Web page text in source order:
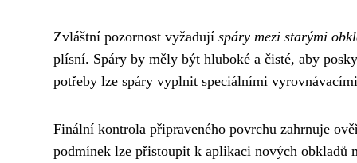
Zvláštní pozornost vyžadují spáry mezi starými
plísní. Spáry by měly být hluboké a čisté, aby
potřeby lze spáry vyplnit speciálními
Finální kontrola připraveného povrchu zahrnuje
podmínek lze přistoupit k aplikaci nových obkladů